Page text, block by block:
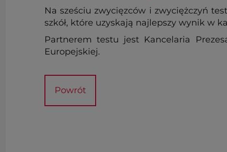
Na sześciu zwycięzców i zwyciężczyń
szkół, które uzyskają najlepszy wynik w
Partnerem testu jest Kancelaria
Europejskiej.
Powrót